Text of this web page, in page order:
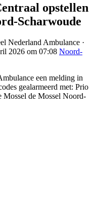
opstellen
Scharwoude
Nederland Ambulance ·
2026 om 07:08 Noord-
een melding in
gealarmeerd met: Prio
Mossel de Mossel Noord-